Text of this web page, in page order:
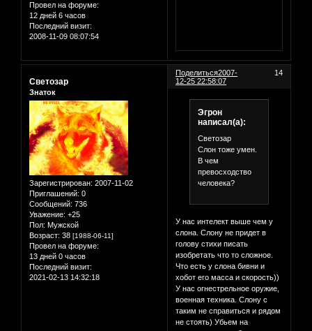
Провел на форуме:
12 дней 6 часов
Последний визит:
2008-11-09 08:07:54
Поделиться 14
2007-
12-25 22:58:07
Светозар
Знаток
Зарегистрирован: 2007-11-02
Приглашений: 0
Сообщений: 736
Уважение: +25
Пол: Мужской
Возраст: 38 [1988-06-11]
Провел на форуме:
13 дней 0 часов
Последний визит:
2021-02-13 14:32:18
Эгрон
написал(а):
Светозар
Слон тоже умен.
В чем
превосходство
человека?
У нас интелект выше чем у
слона. Слону не придет в
голову стихи писать
изобретать что то сложное.
Что есть у слона бивни и
хобот его масса и скорость))
У нас огнестрельное оружие,
военная техника. Слону с
таким не справиться и рядом
не стоять) Убьем на